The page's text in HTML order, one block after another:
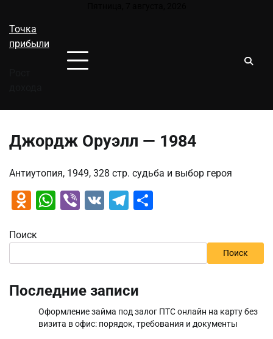
содержимому
Точка
прибыли
Джордж Оруэлл — 1984
Антиутопия, 1949, 328 стр. судьба и выбор героя
Odnoklassniki
WhatsApp
Viber
VK Telegram
Поиск
Поиск
Последние записи
Оформление займа под залог ПТС онлайн на карту без
визита в офис: порядок, требования и документы